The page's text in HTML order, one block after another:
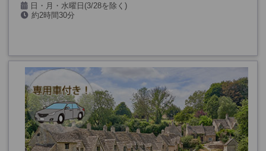
日・月・水曜日(3/28を除く)
約2時間30分